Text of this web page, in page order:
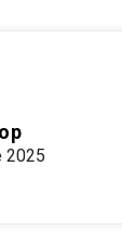
2025